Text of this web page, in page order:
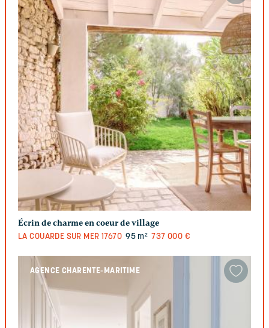
Écrin de charme en coeur de village
LA COUARDE SUR MER 17670 95 m² 737 000 €
AGENCE CHARENTE-MARITIME